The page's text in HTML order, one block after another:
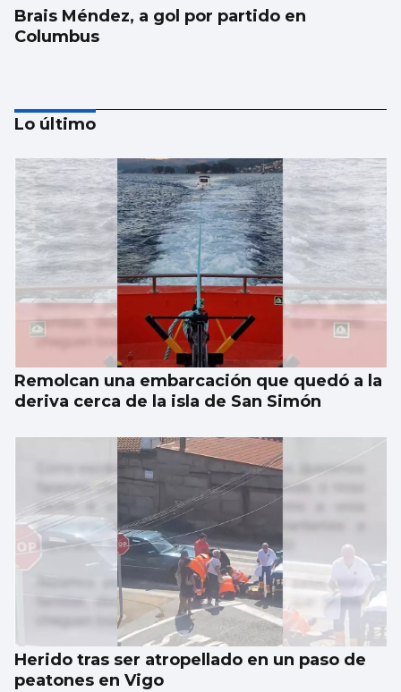
Brais Méndez, a gol por partido en
Columbus
PRETEMPORADA CELESTE
Giráldez dicta sentencia
Lo último
Remolcan una embarcación que quedó a la
deriva cerca de la isla de San Simón
Herido tras ser atropellado en un paso de
peatones en Vigo